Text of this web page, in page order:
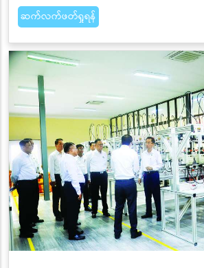
ဆက်လက်ဖတ်ရှုရန်